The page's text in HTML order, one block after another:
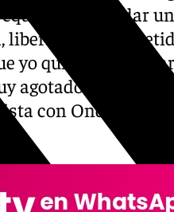
equipo, consolidar
liberal,
yo quiera
agotador en
con Onda Cero